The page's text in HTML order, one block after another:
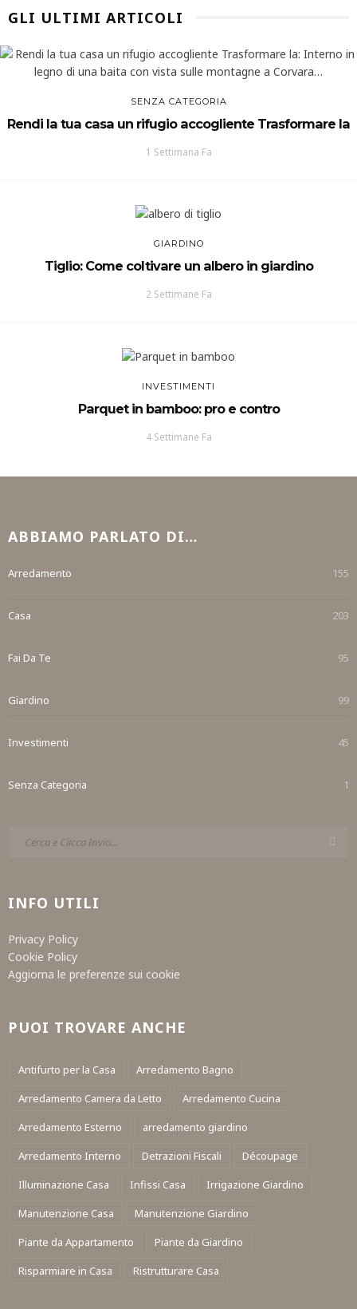
GLI ULTIMI ARTICOLI
SENZA CATEGORIA
Rendi la tua casa un rifugio accogliente Trasformare la
1 Settimana Fa
GIARDINO
Tiglio: Come coltivare un albero in giardino
2 Settimane Fa
INVESTIMENTI
Parquet in bamboo: pro e contro
4 Settimane Fa
ABBIAMO PARLATO DI…
Arredamento 155
Casa 203
Fai Da Te 95
Giardino 99
Investimenti 45
Senza Categoria 1
INFO UTILI
Privacy Policy
Cookie Policy
Aggiorna le preferenze sui cookie
PUOI TROVARE ANCHE
Antifurto per la Casa
Arredamento Bagno
Arredamento Camera da Letto
Arredamento Cucina
Arredamento Esterno
arredamento giardino
Arredamento Interno
Detrazioni Fiscali
Découpage
Illuminazione Casa
Infissi Casa
Irrigazione Giardino
Manutenzione Casa
Manutenzione Giardino
Piante da Appartamento
Piante da Giardino
Risparmiare in Casa
Ristrutturare Casa